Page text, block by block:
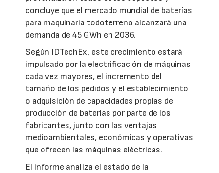
concluye que el mercado mundial de baterías
para maquinaria todoterreno alcanzará una
demanda de 45 GWh en 2036.
Según IDTechEx, este crecimiento estará
impulsado por la electrificación de máquinas
cada vez mayores, el incremento del
tamaño de los pedidos y el establecimiento
o adquisición de capacidades propias de
producción de baterías por parte de los
fabricantes, junto con las ventajas
medioambientales, económicas y operativas
que ofrecen las máquinas eléctricas.
El informe analiza el estado de la